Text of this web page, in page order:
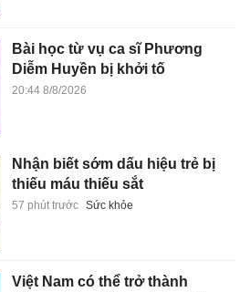
Bài học từ vụ ca sĩ Phương
Diễm Huyền bị khởi tố
20:44 8/8/2026
Nhận biết sớm dấu hiệu trẻ bị
thiếu máu thiếu sắt
57 phút trước Sức khỏe
Việt Nam có thể trở thành